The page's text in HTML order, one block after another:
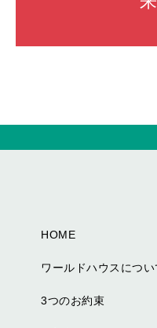
HOME
ワールドハウスについ
3つのお約束